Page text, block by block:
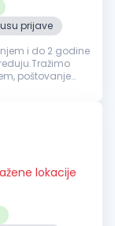
prijave
i do 2 godine
poštovanje
lokacije